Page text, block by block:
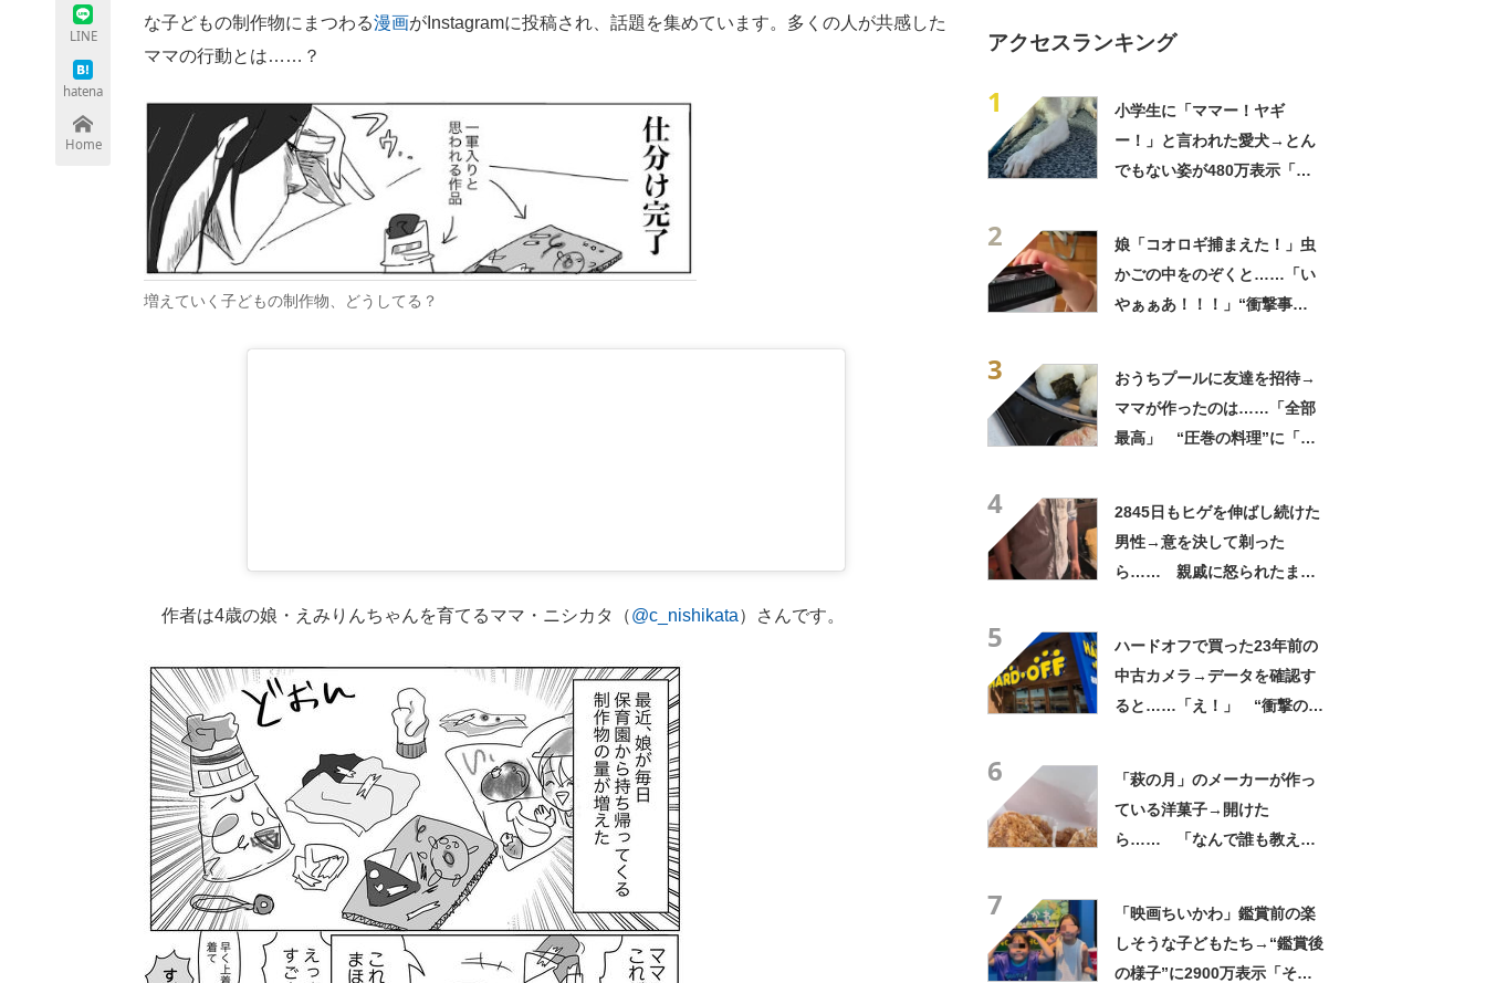
LINE
hatena
Home
な子どもの制作物にまつわる漫画がInstagramに投稿され、話題を集めています。多くの人が共感した
ママの行動とは……？
増えていく子どもの制作物、どうしてる？
作者は4歳の娘・えみりんちゃんを育てるママ・ニシカタ（@c_nishikata）さんです。
アクセスランキング
1
小学生に「ママー！ヤギ
ー！」と言われた愛犬→とん
でもない姿が480万表示「ど
2
娘「コオロギ捕まえた！」虫
かごの中をのぞくと……「い
やぁぁあ！！！」“衝撃事
3
おうちプールに友達を招待→
ママが作ったのは……「全部
最高」 “圧巻の料理”に「う
4
2845日もヒゲを伸ばし続けた
男性→意を決して剃った
ら…… 親戚に怒られたまさ
5
ハードオフで買った23年前の
中古カメラ→データを確認す
ると……「え！」 “衝撃の中
6
「萩の月」のメーカーが作っ
ている洋菓子→開けた
ら…… 「なんで誰も教えて
7
「映画ちいかわ」鑑賞前の楽
しそうな子どもたち→“鑑賞後
の様子”に2900万表示「そう